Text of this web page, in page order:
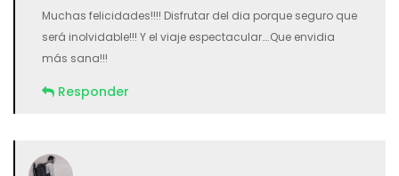
Muchas felicidades!!!! Disfrutar del dia porque seguro que
será inolvidable!!! Y el viaje espectacular….Que envidia
más sana!!!
Responder